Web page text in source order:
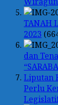
TANAH
2023
dan
Liputan
Perlu